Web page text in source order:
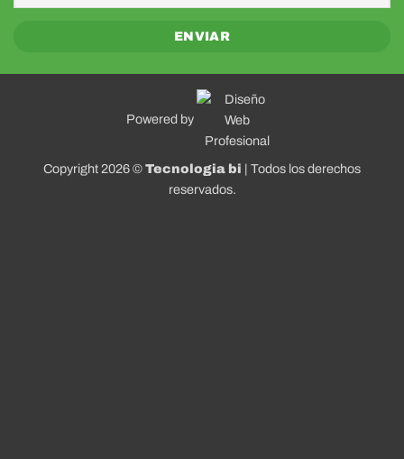
Powered by
Copyright 2026 ©Tecnologia bi | Todos los derechos
reservados.